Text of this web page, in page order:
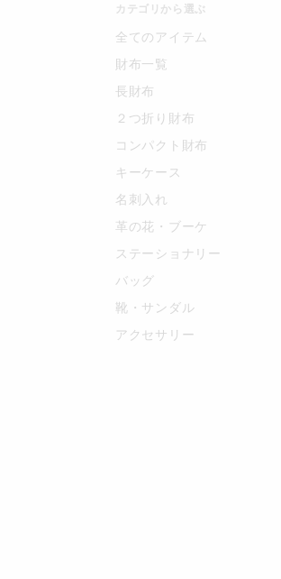
カテゴリから選ぶ
全てのアイテム
財布一覧
長財布
２つ折り財布
コンパクト財布
キーケース
名刺入れ
革の花・ブーケ
ステーショナリー
バッグ
靴・サンダル
アクセサリー